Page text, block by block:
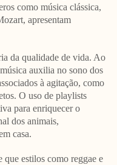
como música clássica,
apresentam
da qualidade de vida. Ao
auxilia no sono dos
à agitação, como
O uso de playlists
para enriquecer o
dos animais,
casa.
estilos como reggae e